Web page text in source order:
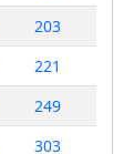
203
221
249
303